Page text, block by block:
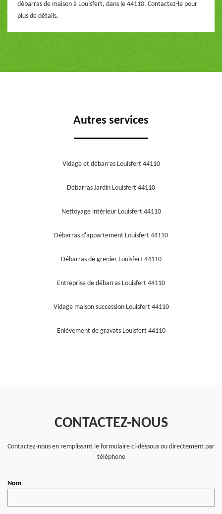
débarras de maison à Louisfert, dans le 44110. Contactez-le pour
plus de détails.
Autres services
Vidage et débarras Louisfert 44110
Débarras Jardin Louisfert 44110
Nettoyage intérieur Louisfert 44110
Débarras d'appartement Louisfert 44110
Débarras de grenier Louisfert 44110
Entreprise de débarras Louisfert 44110
Vidage maison succession Louisfert 44110
Enlèvement de gravats Louisfert 44110
CONTACTEZ-NOUS
Contactez-nous en remplissant le formulaire ci-dessous ou directement par
téléphone
Nom